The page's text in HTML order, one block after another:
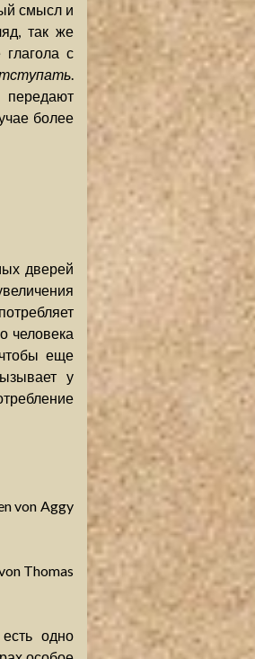
смысл и
так же
глагола с
.
передают
более
дверей
человека
еще
у
von Aggy
Thomas
одно